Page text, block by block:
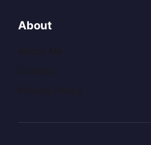
About